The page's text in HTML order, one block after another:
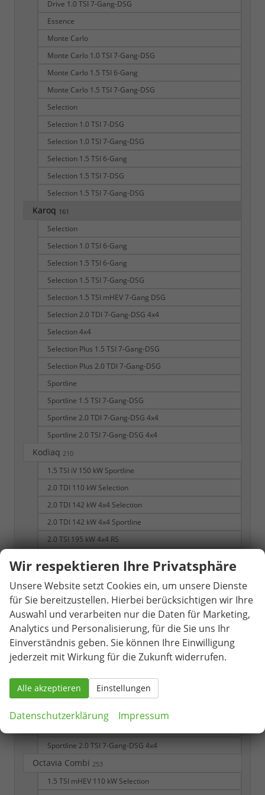
Drive 1.0 TSI 7-Gang-DSG
Essence
Monte Carlo
Monte Carlo 1.0 TSI 7-Gang-DSG
Monte Carlo 1.5 TSI 6-Gang
Monte Carlo 1.5 TSI 7-Gang-DSG
Selection
Selection 1.0 TSI 7-DSG
Selection 1.0 TSI 7-Gang-DSG
Selection 1.5 TSI 6-Gang
Selection 1.5 TSI 7-DSG
Selection 1.5 TSI 7-Gang-DSG
Karoq 161
Selection
Selection 1.0 TSI 6-Gang
Selection 1.5 TSI 6-Gang
Selection 1.5 TSI 7-Gang-DSG
Selection 1.5 TSI mHEV 7-Gang DSG
Selection 2.0 TDI 7-Gang-DSG 4x4
Selection 4x4
Selection Plus 1.5 TSI 7-Gang-DSG
Selection Plus 2.0 TDI 7-Gang-DSG
Sportline
Sportline 1.5 TSI 7-Gang-DSG
Sportline 2.0 TDI 7-Gang-DSG 4x4
Sportline 2.0 TSI 7-Gang-DSG 4x4
Kodiaq 210
1.5 TSI iV 150 kW Sportline
2.0 TDI 110 kW Selection
2.0 TDI 142 kW 4x4 Selection
2.0 TDI 142 kW 4x4 Sportline
2.0 TSI 195 kW 4x4 RS
Selection
Selection 1.5 TSI 7-Gang-DSG
Selection 1.5 TSI mHEV 7-Gang DSG
Sportline
Sportline 1.5 TSI
Sportline 1.5 TSI 7-Gang DSG
Sportline 1.5 TSI iV 6-Gang-DSG
Sportline 1.5 TSI mHEV 7-Gang DSG
Sportline 2.0 TDI 7-Gang-DSG
Sportline 2.0 TSI 7-Gang-DSG 4x4
Octavia Combi 253
1.5 TSI mHEV 110 kW Selection
Wir respektieren Ihre Privatsphäre
Unsere Website setzt Cookies ein, um unsere Dienste
für Sie bereitzustellen. Hierbei berücksichtigen wir Ihre
Auswahl und verarbeiten nur die Daten für Marketing,
Analytics und Personalisierung, für die Sie uns Ihr
Einverständnis geben. Sie können Ihre Einwilligung
jederzeit mit Wirkung für die Zukunft widerrufen.
Alle akzeptieren Einstellungen
Datenschutzerklärung Impressum